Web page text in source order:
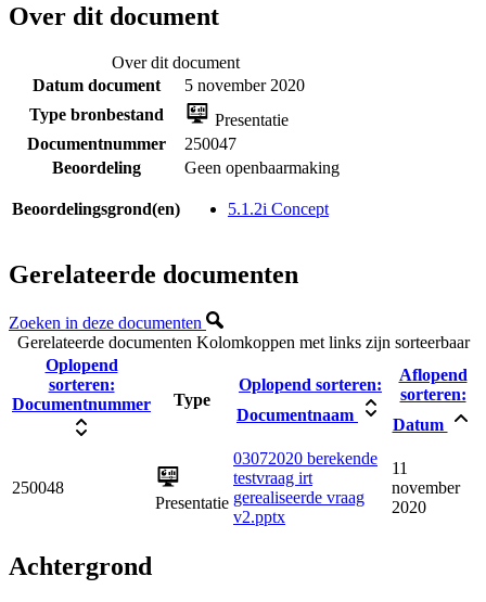
Over dit document
Over dit document
Datum document
5 november 2020
Type bronbestand
Presentatie
Documentnummer
250047
Beoordeling
Geen openbaarmaking
Beoordelingsgrond(en) 5.1.2i Concept
Gerelateerde documenten
Zoeken in deze documenten
Gerelateerde documenten Kolomkoppen met links zijn sorteerbaar
Oplopend
sorteren:
Documentnummer
Type
Oplopend sorteren:
Documentnaam
Aflopend
sorteren:
Datum
250048
Presentatie
03072020 berekende
testvraag irt
gerealiseerde vraag
v2.pptx
11
november
2020
Achtergrond